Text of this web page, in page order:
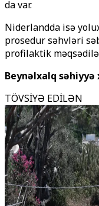
da var.
Niderlandda isə
prosedur səhvləri
profilaktik
Beynəlxalq səhiyyə
TÖVSİYƏ EDİLƏN